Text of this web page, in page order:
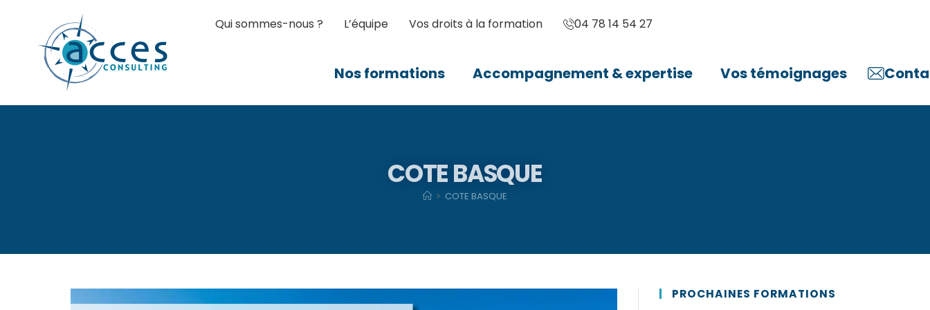
Qui sommes-nous ? L’équipe Vos droits à la formation 04 78 14 54 27
Nos formations Accompagnement & expertise Vos témoignages
COTE BASQUE
> COTE BASQUE
PROCHAINES FORMATIONS